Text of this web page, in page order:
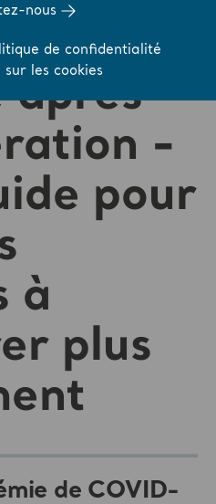
après
-
pour
à
plus
de COVID-
nous
de confidentialité
les cookies